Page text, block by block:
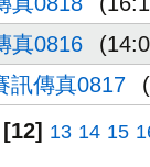
真0816
訊傳真0817
[12] 13 14 15